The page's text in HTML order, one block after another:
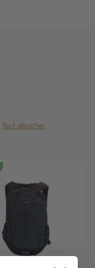
Tout décocher